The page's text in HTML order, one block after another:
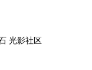
光影社区